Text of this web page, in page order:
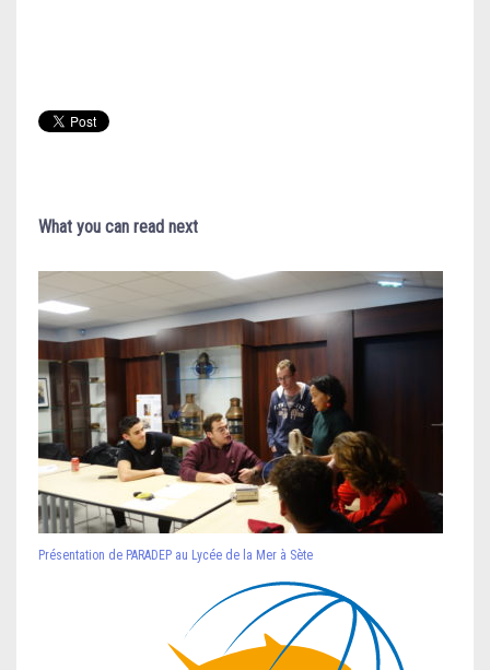
What you can read next
Présentation de PARADEP au Lycée de la Mer à Sète